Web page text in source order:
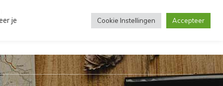
je
Cookie Instellingen Accepteer